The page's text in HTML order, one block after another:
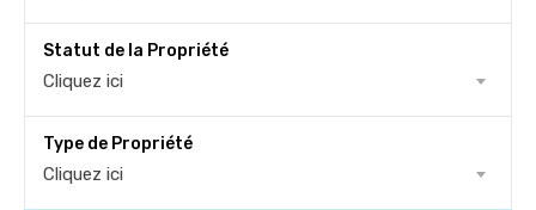
Statut de la Propriété
Cliquez ici
Type de Propriété
Cliquez ici